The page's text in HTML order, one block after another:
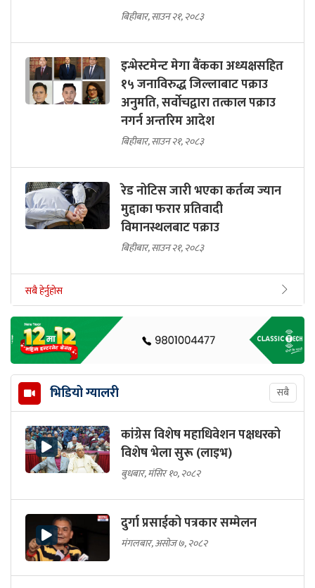
बिहीबार, साउन २१, २०८३
इन्भेस्टमेन्ट मेगा बैंकका अध्यक्षसहित
१५ जनाविरुद्ध जिल्लाबाट पक्राउ
अनुमति, सर्वोचद्वारा तत्काल पक्राउ
नगर्न अन्तरिम आदेश
बिहीबार, साउन २१, २०८३
रेड नोटिस जारी भएका कर्तव्य ज्यान
मुद्दाका फरार प्रतिवादी
विमानस्थलबाट पक्राउ
बिहीबार, साउन २१, २०८३
सबै हेर्नुहोस
भिडियो ग्यालरी सबै
कांग्रेस विशेष महाधिवेशन पक्षधरको
विशेष भेला सुरू (लाइभ)
बुधबार, मंसिर १०, २०८२
दुर्गा प्रसाईको पत्रकार सम्मेलन
मंगलबार, असोज ७, २०८२